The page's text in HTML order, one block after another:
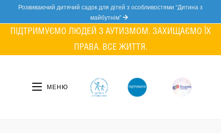
content
Розвиваючий дитячий садок для дітей з особливостями “Дитина з
майбутнім”
ПІДТРИМУЄМО ЛЮДЕЙ З АУТИЗМОМ. ЗАХИЩАЄМО ЇХ
ПРАВА. ВСЕ ЖИТТЯ.
МЕНЮ